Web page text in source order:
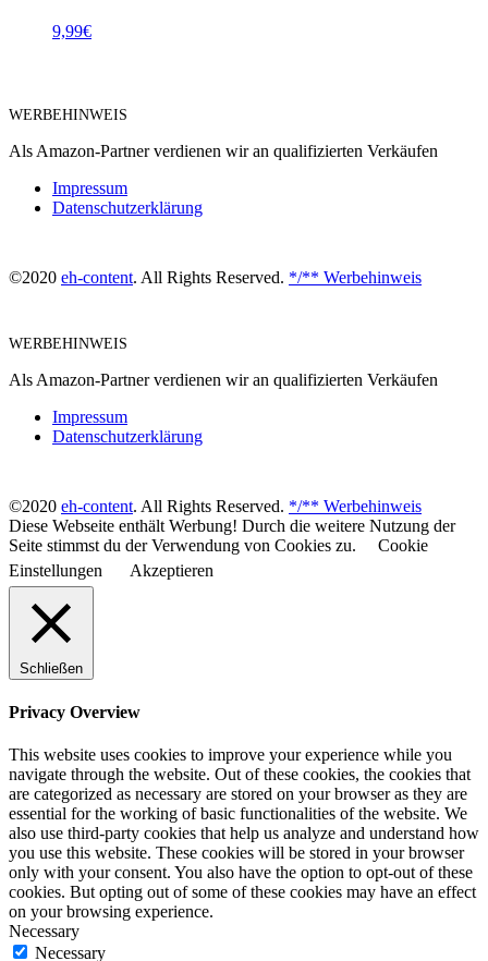
9,99€
WERBEHINWEIS
Als Amazon-Partner verdienen wir an qualifizierten Verkäufen
Impressum
Datenschutzerklärung
©2020 eh-content. All Rights Reserved. */** Werbehinweis
WERBEHINWEIS
Als Amazon-Partner verdienen wir an qualifizierten Verkäufen
Impressum
Datenschutzerklärung
©2020 eh-content. All Rights Reserved. */** Werbehinweis
Diese Webseite enthält Werbung! Durch die weitere Nutzung der
Seite stimmst du der Verwendung von Cookies zu.
Cookie
Einstellungen
Akzeptieren
Schließen
Privacy Overview
This website uses cookies to improve your experience while you
navigate through the website. Out of these cookies, the cookies that
are categorized as necessary are stored on your browser as they are
essential for the working of basic functionalities of the website. We
also use third-party cookies that help us analyze and understand how
you use this website. These cookies will be stored in your browser
only with your consent. You also have the option to opt-out of these
cookies. But opting out of some of these cookies may have an effect
on your browsing experience.
Necessary
Necessary